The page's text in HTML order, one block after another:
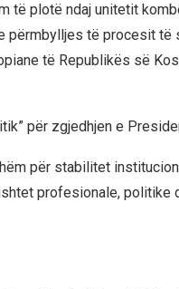
të plotë ndaj unitetit
të procesit të
të Republikës së
për zgjedhjen e
për stabilitet
profesionale, politike